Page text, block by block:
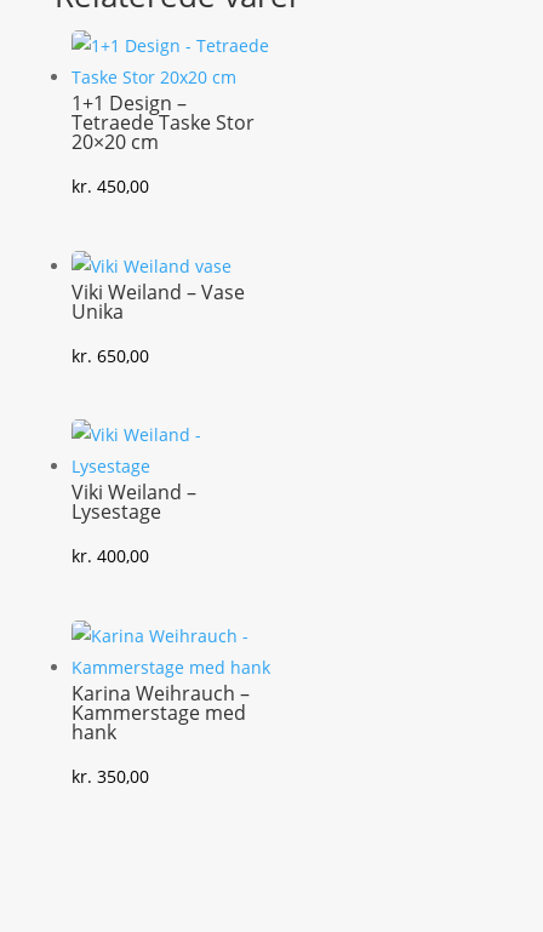
1+1 Design –
Tetraede Taske Stor
20×20 cm
kr. 450,00
Viki Weiland – Vase
Unika
kr. 650,00
Viki Weiland –
Lysestage
kr. 400,00
Karina Weihrauch –
Kammerstage med
hank
kr. 350,00